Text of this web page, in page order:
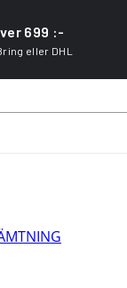
699 :-
eller DHL